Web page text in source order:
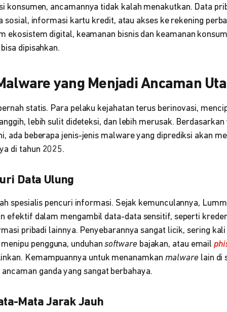
konsumen, ancamannya tidak kalah menakutkan. Data
sosial, informasi kartu kredit, atau akses ke rekening
ekosistem digital, keamanan bisnis dan keamanan
dipisahkan.
yang Menjadi Ancaman
statis. Para pelaku kejahatan terus berinovasi,
lebih sulit dideteksi, dan lebih merusak.
ada beberapa jenis-jenis malware yang diprediksi akan
di tahun 2025.
Data Ulung
spesialis pencuri informasi. Sejak kemunculannya,
efektif dalam mengambil data-data sensitif, seperti
pribadi lainnya. Penyebarannya sangat licik, sering
pengguna, unduhansoftware bajakan, atau email
Kemampuannya untuk menanamkan malware lain di
ganda yang sangat berbahaya.
Mata Jarak Jauh